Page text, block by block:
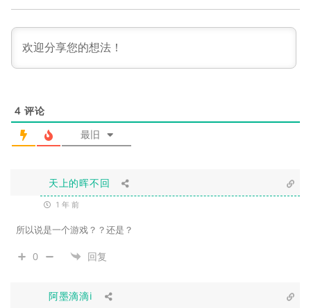
4 评论
最旧
天上的晖不回
1 年 前
所以说是一个游戏？？还是？
0 回复
阿墨滴滴i